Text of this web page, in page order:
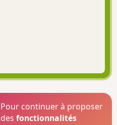
Pour continuer à proposer
desfonctionnalités